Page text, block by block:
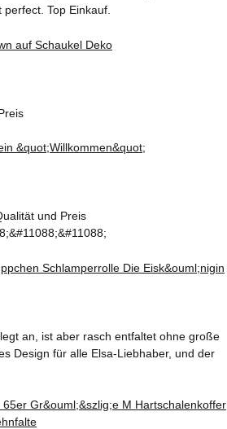
Top Einkauf.
und Preis
an, ist aber rasch entfaltet ohne große
Design für alle Elsa-Liebhaber, und der